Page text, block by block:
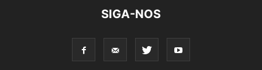
SIGA-NOS